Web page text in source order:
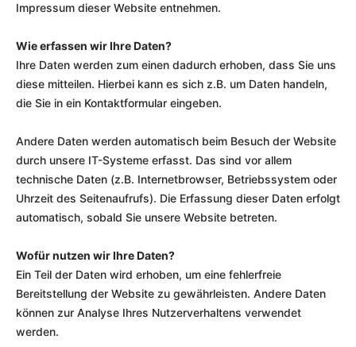
Impressum dieser Website entnehmen.
Wie erfassen wir Ihre Daten?
Ihre Daten werden zum einen dadurch erhoben, dass Sie uns
diese mitteilen. Hierbei kann es sich z.B. um Daten handeln,
die Sie in ein Kontaktformular eingeben.
Andere Daten werden automatisch beim Besuch der Website
durch unsere IT-Systeme erfasst. Das sind vor allem
technische Daten (z.B. Internetbrowser, Betriebssystem oder
Uhrzeit des Seitenaufrufs). Die Erfassung dieser Daten erfolgt
automatisch, sobald Sie unsere Website betreten.
Wofür nutzen wir Ihre Daten?
Ein Teil der Daten wird erhoben, um eine fehlerfreie
Bereitstellung der Website zu gewährleisten. Andere Daten
können zur Analyse Ihres Nutzerverhaltens verwendet
werden.